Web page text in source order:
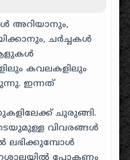
അറിയാനും,
ചർച്ചകൾ
കവലകളിലും
ഇന്നത്
ചുരുങ്ങി.
വിവരങ്ങൾ
ലഭിക്കുമ്പോൾ